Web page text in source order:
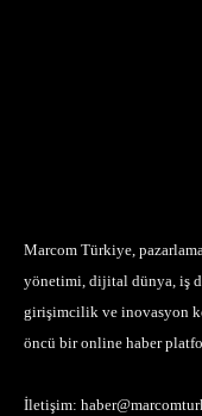
Marcom Türkiye,
yönetimi, dijital dünya, iş
girişimcilik ve inovasyon
öncü bir online haber
İletişim: